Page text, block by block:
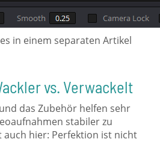
in einem separaten Artikel
vs. Verwackelt
das Zubehör helfen sehr
stabiler zu
auch hier: Perfektion ist nicht